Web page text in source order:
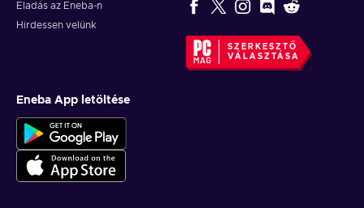
Eladás az Eneba-n
Hirdessen velünk
SZERKESZTŐ
VÁLASZTÁSA
Eneba App letöltése